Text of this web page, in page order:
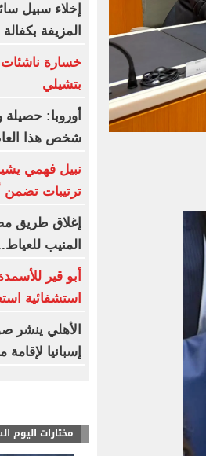
إخلاء سبيل
المزيفة بكفالة
خسارة ناشئات
بتشيلي
شخص هذا
نبيل فهمي
ترتيبات تضمن
إغلاق طريق
المنيب
أبو قير
استشفائية
الأهلي ينشر
إسبانيا
مختارات اليوم